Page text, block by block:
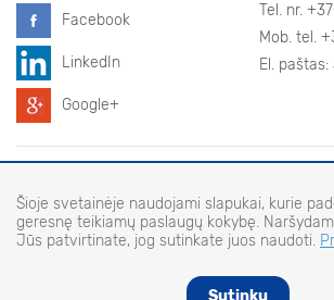
Facebook
LinkedIn
Google+
Tel. nr.
Mob. tel.
El. paštas:
Šioje svetainėje naudojami slapukai, kurie
geresnę teikiamų paslaugų kokybę.
Jūs patvirtinate, jog sutinkate juos naudoti.
Sutinku